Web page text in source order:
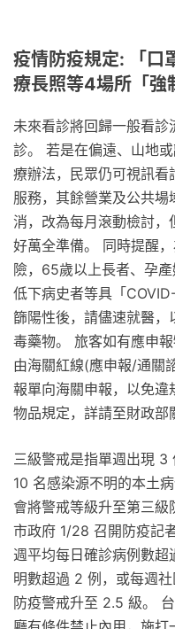
疫情防疫規定: 「口
療長照等4場所「強
未來看診將回歸一般看
診。 若是在偏遠、山地
療辦法，民眾仍可視訊
服務，其餘營業及公共
消，改為每月滾動檢討
好萬全準備。 同時提醒
險，65歲以上長者、孕
低下病史者等具「
篩陽性後，請儘速就醫
毒藥物。 旅客如有應申
由海關紅線(應申報/通關
報單向海關申報，以免
物品規定，詳請至財政部
三級警戒是指單週出現 3
10 名感染源不明的本土
會將警戒等級升至第三
市政府 1/28 召開防疫記
週平均每日確診病例數
明數超過 2 例，或每週
防疫警戒升至 2.5 級。